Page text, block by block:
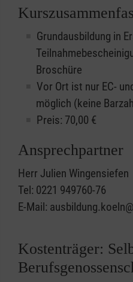
Grundausbildung in
Broschüre
Vor Ort ist nur EC-
möglich (keine
Preis: 70,00 €
Ansprechpartner
Herr Julien Wingensiefen
Tel: 0221 949760-76
E-Mail:
Kostenträger: